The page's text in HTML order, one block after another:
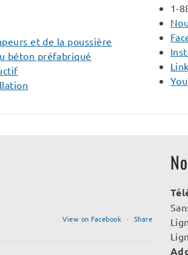
et de la poussière
béton préfabriqué
1-
View on Facebook · Share